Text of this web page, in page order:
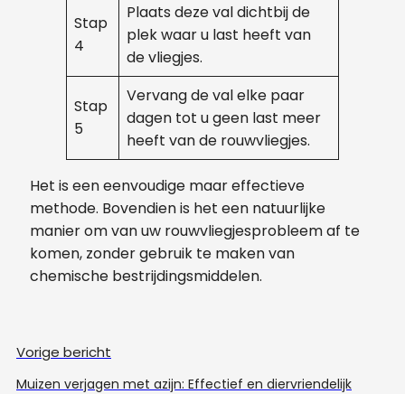
Stap
4
Plaats deze val dichtbij de
plek waar u last heeft van
de vliegjes.
Stap
5
Vervang de val elke paar
dagen tot u geen last meer
heeft van de rouwvliegjes.
Het is een eenvoudige maar effectieve
methode. Bovendien is het een natuurlijke
manier om van uw rouwvliegjesprobleem af te
komen, zonder gebruik te maken van
chemische bestrijdingsmiddelen.
Vorige bericht
Muizen verjagen met azijn: Effectief en diervriendelijk